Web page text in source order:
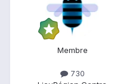
Membre
730